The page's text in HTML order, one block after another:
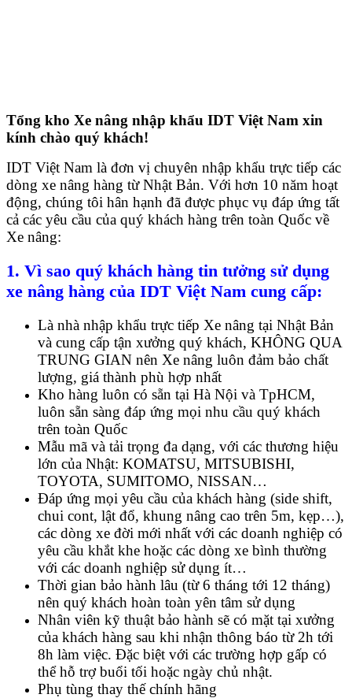
Tổng kho Xe nâng nhập khẩu IDT Việt Nam xin
kính chào quý khách!
IDT Việt Nam là đơn vị chuyên nhập khẩu trực tiếp các
dòng xe nâng hàng từ Nhật Bản. Với hơn 10 năm hoạt
động, chúng tôi hân hạnh đã được phục vụ đáp ứng tất
cả các yêu cầu của quý khách hàng trên toàn Quốc về
Xe nâng:
1. Vì sao quý khách hàng tin tưởng sử dụng
xe nâng hàng của IDT Việt Nam cung cấp:
Là nhà nhập khẩu trực tiếp Xe nâng tại Nhật Bản
và cung cấp tận xưởng quý khách, KHÔNG QUA
TRUNG GIAN nên Xe nâng luôn đảm bảo chất
lượng, giá thành phù hợp nhất
Kho hàng luôn có sẵn tại Hà Nội và TpHCM,
luôn sẵn sàng đáp ứng mọi nhu cầu quý khách
trên toàn Quốc
Mẫu mã và tải trọng đa dạng, với các thương hiệu
lớn của Nhật: KOMATSU, MITSUBISHI,
TOYOTA, SUMITOMO, NISSAN…
Đáp ứng mọi yêu cầu của khách hàng (side shift,
chui cont, lật đổ, khung nâng cao trên 5m, kẹp…),
các dòng xe đời mới nhất với các doanh nghiệp có
yêu cầu khắt khe hoặc các dòng xe bình thường
với các doanh nghiệp sử dụng ít…
Thời gian bảo hành lâu (từ 6 tháng tới 12 tháng)
nên quý khách hoàn toàn yên tâm sử dụng
Nhân viên kỹ thuật bảo hành sẽ có mặt tại xưởng
của khách hàng sau khi nhận thông báo từ 2h tới
8h làm việc. Đặc biệt với các trường hợp gấp có
thể hỗ trợ buổi tối hoặc ngày chủ nhật.
Phụ tùng thay thế chính hãng